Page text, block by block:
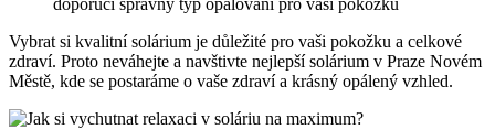
doporučí správný typ opalování pro vaši pokožku
Vybrat si kvalitní solárium je důležité ⁣pro vaši pokožku a celkové
zdraví. Proto neváhejte a navštivte nejlepší solárium v‍ Praze Novém
Městě, kde se postaráme o vaše zdraví a​ krásný opálený vzhled.